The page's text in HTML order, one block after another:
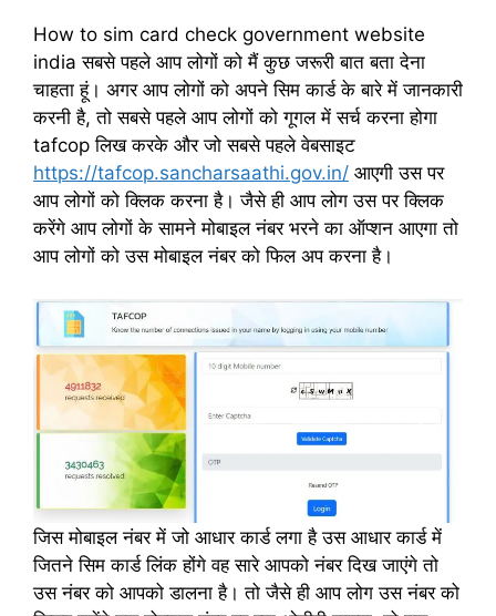
How to sim card check government website
india सबसे पहले आप लोगों को मैं कुछ जरूरी बात बता देना
चाहता हूं। अगर आप लोगों को अपने सिम कार्ड के बारे में जानकारी
करनी है, तो सबसे पहले आप लोगों को गूगल में सर्च करना होगा
tafcop लिख करके और जो सबसे पहले वेबसाइट
https://tafcop.sancharsaathi.gov.in/ आएगी उस पर
आप लोगों को क्लिक करना है। जैसे ही आप लोग उस पर क्लिक
करेंगे आप लोगों के सामने मोबाइल नंबर भरने का ऑप्शन आएगा तो
आप लोगों को उस मोबाइल नंबर को फिल अप करना है।
जिस मोबाइल नंबर में जो आधार कार्ड लगा है उस आधार कार्ड में
जितने सिम कार्ड लिंक होंगे वह सारे आपको नंबर दिख जाएंगे तो
उस नंबर को आपको डालना है। तो जैसे ही आप लोग उस नंबर को